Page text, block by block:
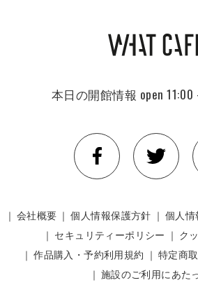
本日の開館情報 open
｜ 会社概要 ｜個人情報保護方針 ｜ 個人
｜ セキュリティーポリシー ｜ ク
｜作品購入・予約利用規約 ｜ 特定商
｜ 施設のご利用にあた